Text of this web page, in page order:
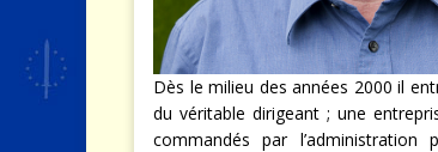
Dès le milieu des années 2000 il
du véritable dirigeant ; une
commandés par l’administration